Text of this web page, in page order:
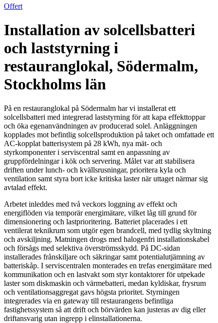
Offert
Installation av solcellsbatteri
och laststyrning i
restauranglokal, Södermalm,
Stockholms län
På en restauranglokal på Södermalm har vi installerat ett
solcellsbatteri med integrerad laststyrning för att kapa effekttoppar
och öka egenanvändningen av producerad solel. Anläggningen
kopplades mot befintlig solcellsproduktion på taket och omfattade ett
AC-kopplat batterisystem på 28 kWh, nya mät- och
styrkomponenter i serviscentral samt en anpassning av
gruppfördelningar i kök och servering. Målet var att stabilisera
driften under lunch- och kvällsrusningar, prioritera kyla och
ventilation samt styra bort icke kritiska laster när uttaget närmar sig
avtalad effekt.
Arbetet inleddes med två veckors loggning av effekt och
energiflöden via temporär energimätare, vilket låg till grund för
dimensionering och lastprioritering. Batteriet placerades i ett
ventilerat teknikrum som utgör egen brandcell, med tydlig skyltning
och avskiljning. Matningen drogs med halogenfri installationskabel
och försågs med selektiva överströmsskydd. På DC-sidan
installerades frånskiljare och säkringar samt potentialutjämning av
batteriskåp. I serviscentralen monterades en trefas energimätare med
kommunikation och en lastvakt som styr kontaktorer för utpekade
laster som diskmaskin och värmebatteri, medan kyldiskar, frysrum
och ventilationsaggregat gavs högsta prioritet. Styrningen
integrerades via en gateway till restaurangens befintliga
fastighetssystem så att drift och börvärden kan justeras av dig eller
driftansvarig utan ingrepp i elinstallationerna.